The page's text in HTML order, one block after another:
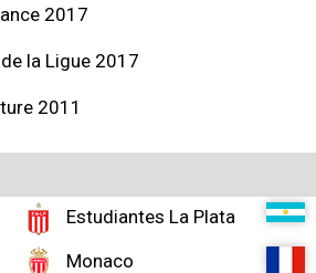
2017
la Ligue 2017
2011
Estudiantes La Plata
Monaco